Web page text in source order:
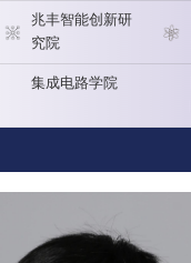
兆丰智能创新研
究院
集成电路学院